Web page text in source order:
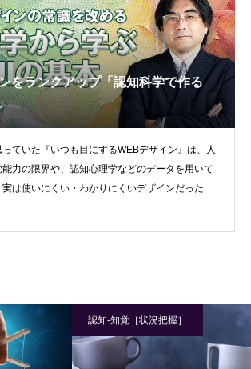
をランクアップ「認知科学で作る
ていた『いつも目にするWEBデザイン』は、人
力の限界や、認知心理学などのデータを用いて
は使いにくい・わかりにくいデザインだったこ
認知-知覚［状況把握］